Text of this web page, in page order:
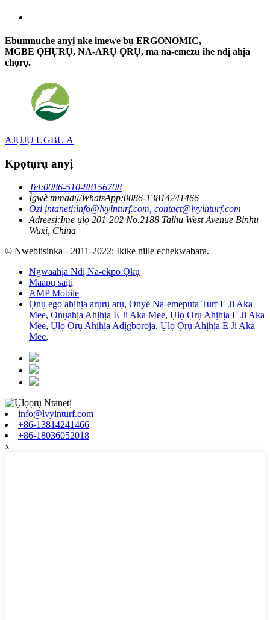
Ebumnuche anyị nke imewe bụ ERGONOMIC,
MGBE ỌHỤRỤ, NA-ARỤ ỌRỤ, ma na-emezu ihe ndị ahịa
chọrọ.
AJỤJỤ UGBU A
Kpọtụrụ anyị
Tel:0086-510-88156708
Ìgwè mmadụ/WhatsApp:0086-13814241466
Ozi ịntanetị:info@lvyinturf.com, contact@lvyinturf.com
Adreesị:Ime ụlọ 201-202 No.2188 Taihu West Avenue Binhu
Wuxi, China
© Nwebiisinka - 2011-2022: Ikike niile echekwabara.
Ngwaahịa Ndị Na-ekpo Ọkụ
Maapụ saịtị
AMP Mobile
Ọnụ ego ahịhịa arụrụ arụ, Onye Na-emepụta Turf E Ji Aka
Mee, Ọnụahịa Ahịhịa E Ji Aka Mee, Ụlọ Ọrụ Ahịhịa E Ji Aka
Mee, Ụlọ Ọrụ Ahịhịa Adịgboroja, Ụlọ Ọrụ Ahịhịa E Ji Aka
Mee,
info@lvyinturf.com
+86-13814241466
+86-18036052018
x